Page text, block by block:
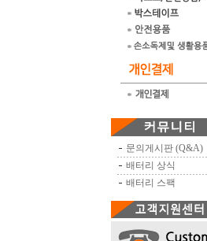
문의게시판 (Q&A)
배터리 상식
배터리 스팩